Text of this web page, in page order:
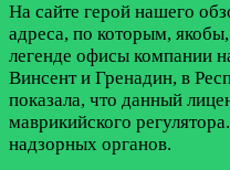
На сайте герой нашего
адреса, по которым,
легенде офисы компании
Винсент и Гренадин, в
показала, что данный
маврикийского
надзорных органов.